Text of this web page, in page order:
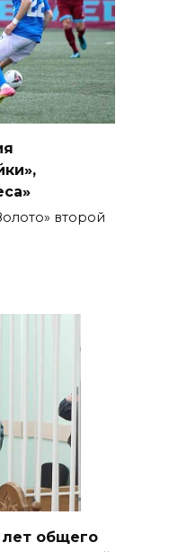
второй
лет общего